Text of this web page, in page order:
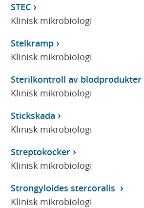
STEC
Klinisk mikrobiologi
Stelkramp
Klinisk mikrobiologi
Sterilkontroll av blodprodukter
Klinisk mikrobiologi
Stickskada
Klinisk mikrobiologi
Streptokocker
Klinisk mikrobiologi
Strongyloides stercoralis
Klinisk mikrobiologi